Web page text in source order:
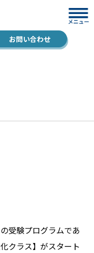
お問い合わせ
受験プログラムであ
クラス】がスタート